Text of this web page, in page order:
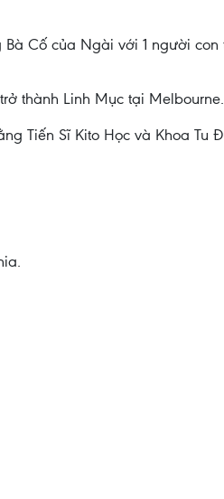
Cố của Ngài với 1 người con
thành Linh Mục tại Melbourne.
Tiến Sĩ Kito Học và Khoa Tu